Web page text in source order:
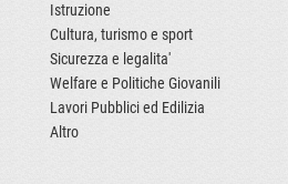
Istruzione
Cultura, turismo e sport
Sicurezza e legalita'
Welfare e Politiche Giovanili
Lavori Pubblici ed Edilizia
Altro